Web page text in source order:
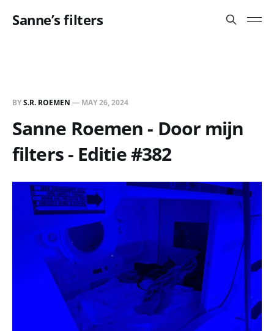
Sanne’s filters
BYS.R. ROEMEN — MAY 26, 2024
Sanne Roemen - Door mijn
filters - Editie #382